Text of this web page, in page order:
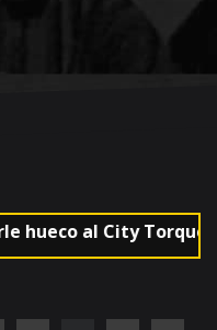
al City Torque-